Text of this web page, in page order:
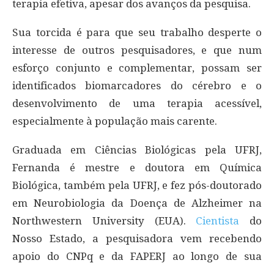
terapia efetiva, apesar dos avanços da pesquisa.
Sua torcida é para que seu trabalho desperte o
interesse de outros pesquisadores, e que num
esforço conjunto e complementar, possam ser
identificados biomarcadores do cérebro e o
desenvolvimento de uma terapia acessível,
especialmente à população mais carente.
Graduada em Ciências Biológicas pela UFRJ,
Fernanda é mestre e doutora em Química
Biológica, também pela UFRJ, e fez pós-doutorado
em Neurobiologia da Doença de Alzheimer na
Northwestern University (EUA). Cientista
do
Nosso Estado, a pesquisadora vem recebendo
apoio do CNPq e da FAPERJ ao longo de sua